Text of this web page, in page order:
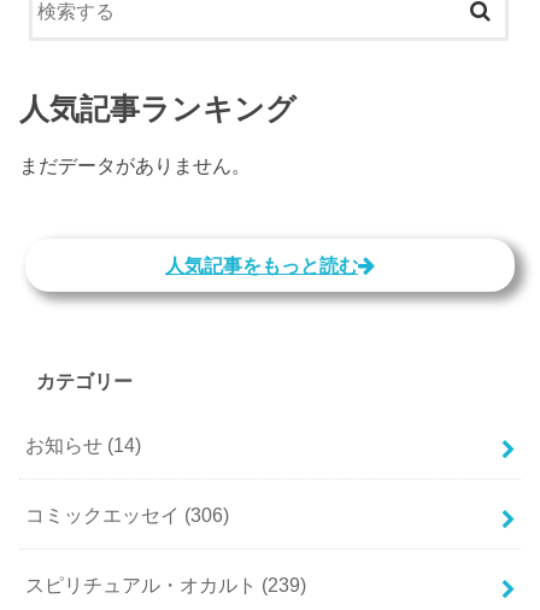
人気記事ランキング
まだデータがありません。
人気記事をもっと読む
カテゴリー
お知らせ (14)
コミックエッセイ (306)
スピリチュアル・オカルト (239)